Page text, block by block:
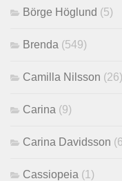
Börge Höglund (5)
Brenda (549)
Camilla Nilsson (26)
Carina (9)
Carina Davidsson
Cassiopeia (1)